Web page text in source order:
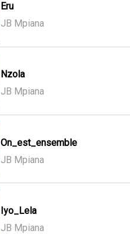
Eru
JB Mpiana
Nzola
JB Mpiana
On_est_ensemble
JB Mpiana
Iyo_Lela
JB Mpiana